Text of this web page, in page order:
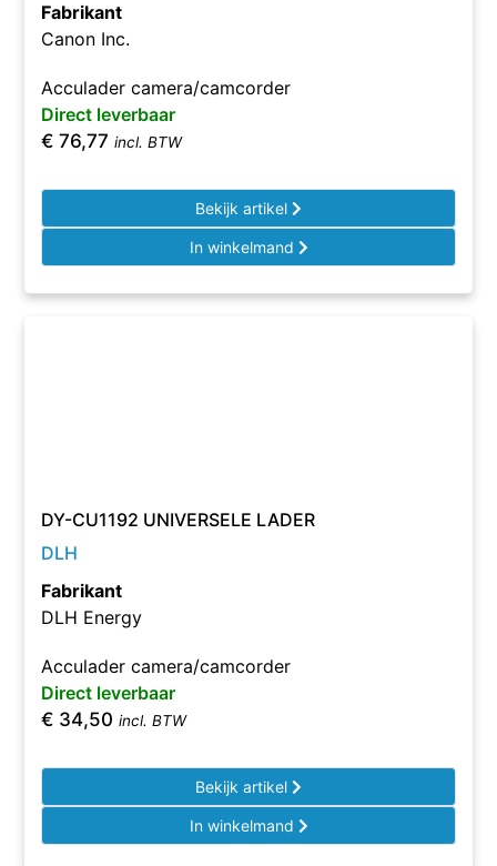
Fabrikant
Canon Inc.
Acculader camera/camcorder
Direct leverbaar
€ 76,77 incl. BTW
Bekijk artikel
In winkelmand
DY-CU1192 UNIVERSELE LADER
DLH
Fabrikant
DLH Energy
Acculader camera/camcorder
Direct leverbaar
€ 34,50 incl. BTW
Bekijk artikel
In winkelmand